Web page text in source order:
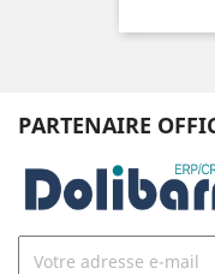
PARTENAIRE